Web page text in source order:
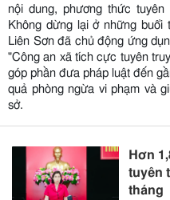
nội dung, phương thức
Không dừng lại ở những buổi
Liên Sơn đã chủ động ứng
"Công an xã tích cực tuyên
góp phần đưa pháp luật đến
quả phòng ngừa vi phạm và
sở.
Hơn
tuyên
tháng